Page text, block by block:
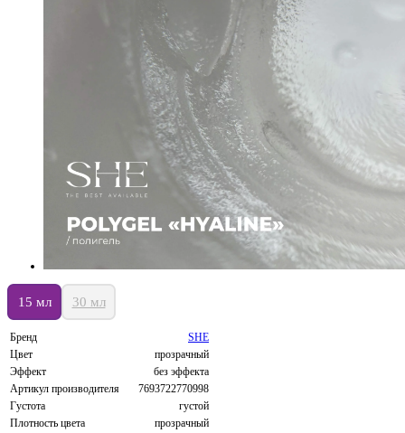
15 мл 30 мл
Бренд
SHE
Цвет
прозрачный
Эффект
без эффекта
Артикул производителя
7693722770998
Густота
густой
Плотность цвета
прозрачный